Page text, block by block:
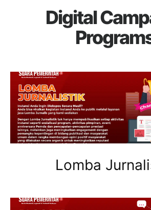
Digital
Lomba